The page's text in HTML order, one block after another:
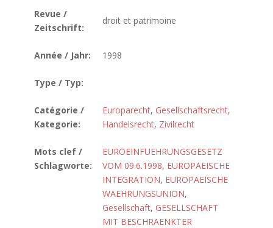
Revue /
Zeitschrift:
droit et patrimoine
Année / Jahr: 1998
Type / Typ:
Catégorie /
Kategorie:
Europarecht, Gesellschaftsrecht,
Handelsrecht, Zivilrecht
Mots clef /
Schlagworte:
EUROEINFUEHRUNGSGESETZ
VOM 09.6.1998, EUROPAEISCHE
INTEGRATION, EUROPAEISCHE
WAEHRUNGSUNION,
Gesellschaft, GESELLSCHAFT
MIT BESCHRAENKTER